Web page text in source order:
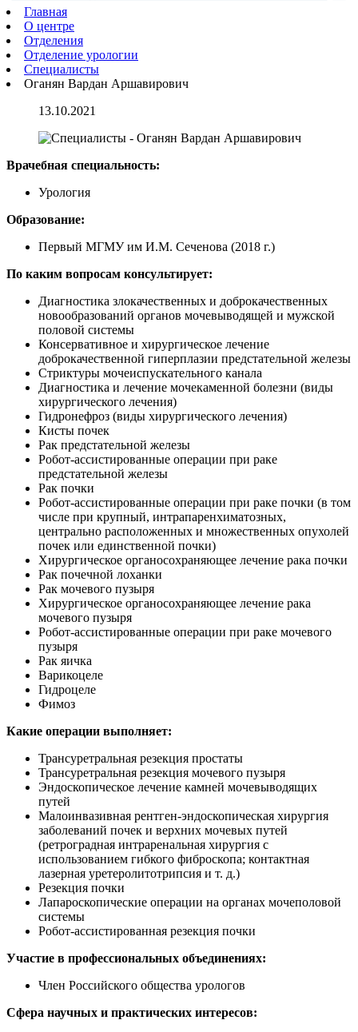
Главная
О центре
Отделения
Отделение урологии
Специалисты
Оганян Вардан Аршавирович
13.10.2021
Врачебная специальность:
Урология
Образование:
Первый МГМУ им И.М. Сеченова (2018 г.)
По каким вопросам консультирует:
Диагностика злокачественных и доброкачественных
новообразований органов мочевыводящей и мужской
половой системы
Консервативное и хирургическое лечение
доброкачественной гиперплазии предстательной железы
Стриктуры мочеиспускательного канала
Диагностика и лечение мочекаменной болезни (виды
хирургического лечения)
Гидронефроз (виды хирургического лечения)
Кисты почек
Рак предстательной железы
Робот-ассистированные операции при раке
предстательной железы
Рак почки
Робот-ассистированные операции при раке почки (в том
числе при крупный, интрапаренхиматозных,
центрально расположенных и множественных опухолей
почек или единственной почки)
Хирургическое органосохраняющее лечение рака почки
Рак почечной лоханки
Рак мочевого пузыря
Хирургическое органосохраняющее лечение рака
мочевого пузыря
Робот-ассистированные операции при раке мочевого
пузыря
Рак яичка
Варикоцеле
Гидроцеле
Фимоз
Какие операции выполняет:
Трансуретральная резекция простаты
Трансуретральная резекция мочевого пузыря
Эндоскопическое лечение камней мочевыводящих
путей
Малоинвазивная рентген-эндоскопическая хирургия
заболеваний почек и верхних мочевых путей
(ретроградная интраренальная хирургия с
использованием гибкого фиброскопа; контактная
лазерная уретеролитотрипсия и т. д.)
Резекция почки
Лапароскопические операции на органах мочеполовой
системы
Робот-ассистированная резекция почки
Участие в профессиональных объединениях:
Член Российского общества урологов
Сфера научных и практических интересов: